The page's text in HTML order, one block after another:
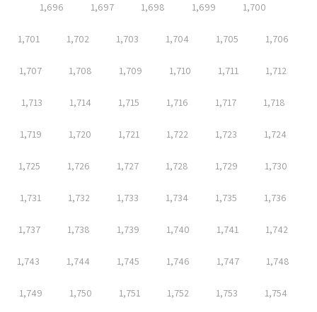
1,696 1,697 1,698 1,699 1,700
1,701 1,702 1,703 1,704 1,705 1,706
1,707 1,708 1,709 1,710 1,711 1,712
1,713 1,714 1,715 1,716 1,717 1,718
1,719 1,720 1,721 1,722 1,723 1,724
1,725 1,726 1,727 1,728 1,729 1,730
1,731 1,732 1,733 1,734 1,735 1,736
1,737 1,738 1,739 1,740 1,741 1,742
1,743 1,744 1,745 1,746 1,747 1,748
1,749 1,750 1,751 1,752 1,753 1,754